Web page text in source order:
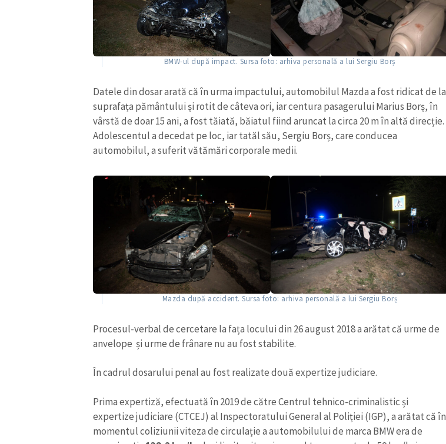
BMW-ul după impact. Sursa foto: arhiva personală a lui Sergiu Borș
Datele din dosar arată că în urma impactului, automobilul Mazda a fost ridicat de la
suprafața pământului și rotit de câteva ori, iar centura pasagerului Marius Borș, în
vârstă de doar 15 ani, a fost tăiată, băiatul fiind aruncat la circa 20 m în altă direcție.
Adolescentul a decedat pe loc, iar tatăl său, Sergiu Borș, care conducea
automobilul, a suferit vătămări corporale medii.
Mazda după accident. Sursa foto: arhiva personală a lui Sergiu Borș
Procesul-verbal de cercetare la fața locului din 26 august 2018 a arătat că urme de
anvelope și urme de frânare nu au fost stabilite.
În cadrul dosarului penal au fost realizate două expertize judiciare.
Prima expertiză, efectuată în 2019 de către Centrul tehnico-criminalistic și
expertize judiciare (CTCEJ) al Inspectoratului General al Poliției (IGP), a arătat că în
momentul coliziunii viteza de circulație a automobilului de marca BMW era de